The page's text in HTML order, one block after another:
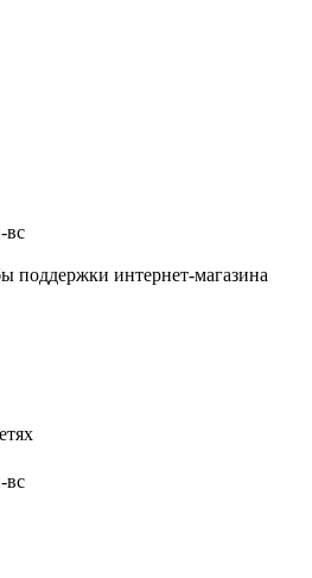
вс
поддержки интернет-магазина
вс